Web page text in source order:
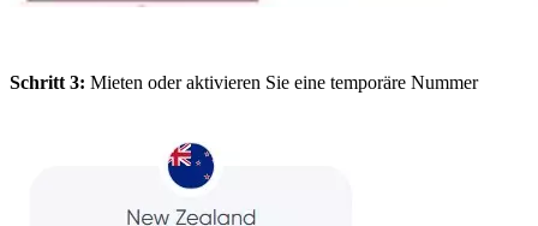
Schritt 3: Mieten oder aktivieren Sie eine temporäre Nummer